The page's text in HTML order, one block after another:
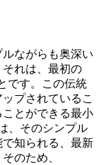
ながらも奥深い
れは、最初の
です。この伝統
プされているこ
とができる最小
、そのシンプル
知られる、最新
のため、